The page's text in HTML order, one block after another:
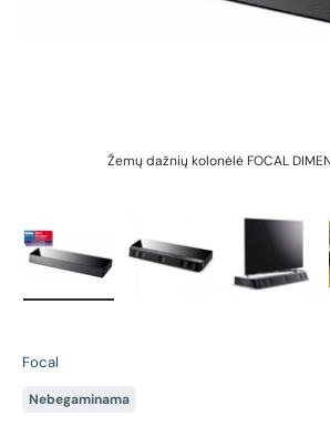
Žemų dažnių kolonėlė FOCAL
Focal
Nebegaminama